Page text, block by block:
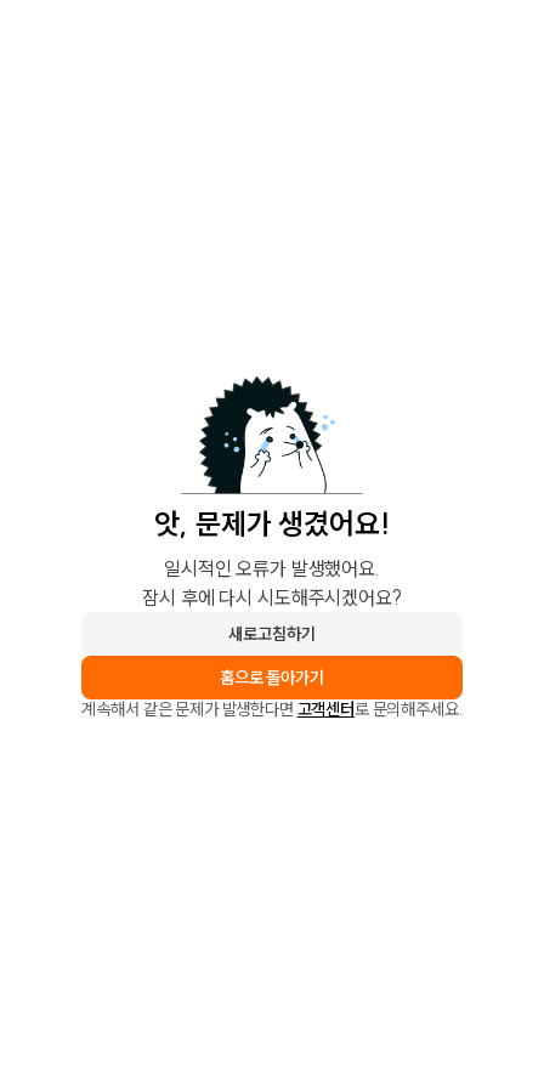
앗, 문제가 생겼어요!
일시적인 오류가 발생했어요.
잠시 후에 다시 시도해주시겠어요?
새로고침하기
홈으로 돌아가기
계속해서 같은 문제가 발생한다면 고객센터로 문의해주세요.